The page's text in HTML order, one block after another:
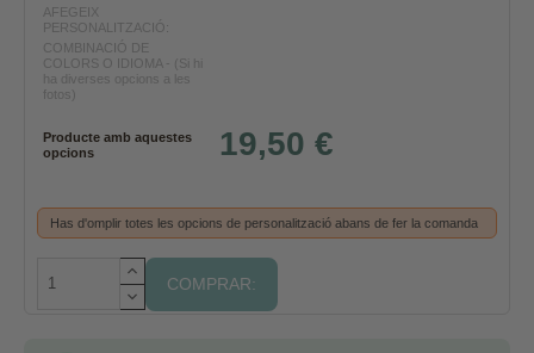
AFEGEIX
PERSONALITZACIÓ:
COMBINACIÓ DE
COLORS O IDIOMA - (Si hi
ha diverses opcions a les
fotos)
Producte amb aquestes
opcions
19,50 €
Has d'omplir totes les opcions de personalització abans de fer la comanda
COMPRAR: